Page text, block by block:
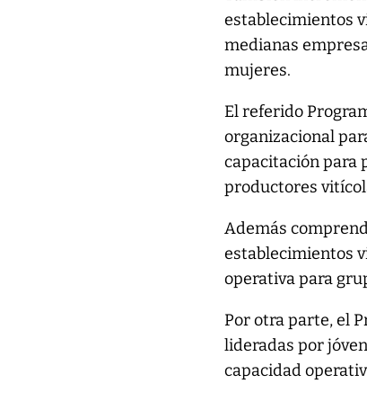
establecimientos
medianas
mujeres.
El referido
organizacional
capacitación para
productores
Además
establecimientos
operativa para
Por otra parte, el
lideradas por
capacidad